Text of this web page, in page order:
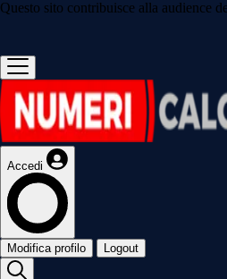
Questo sito contribuisce alla audience de
Accedi
Modifica profilo Logout